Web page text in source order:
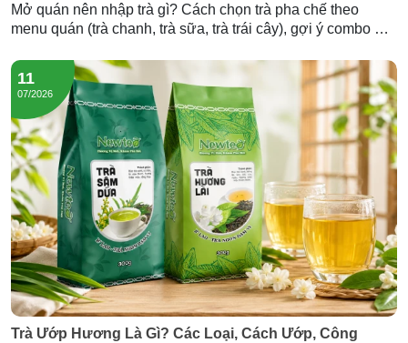
Mở quán nên nhập trà gì? Cách chọn trà pha chế theo
menu quán (trà chanh, trà sữa, trà trái cây), gợi ý combo mở
11
07/2026
Trà Ướp Hương Là Gì? Các Loại, Cách Ướp, Công